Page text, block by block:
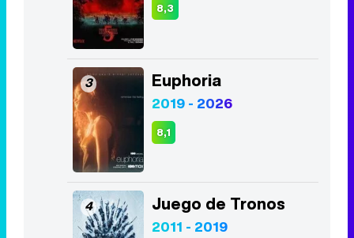
8,3
3 Euphoria
2019 - 2026
8,1
4 Juego de Tronos
2011 - 2019